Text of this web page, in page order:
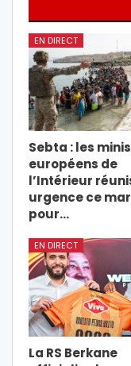
EN DIRECT
Sebta : les
européens de
l’Intérieur
urgence ce
pour…
EN DIRECT
La RS Berkane